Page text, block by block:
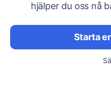
hjälper du oss nå
Starta